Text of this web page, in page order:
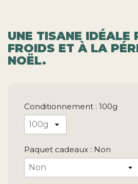
UNE TISANE IDÉALE
FROIDS ET À LA
NOËL.
Conditionnement : 100g
Paquet cadeaux : Non